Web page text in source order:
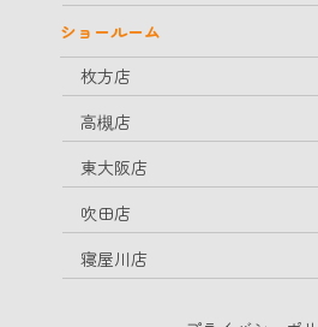
ショールーム
枚方店
高槻店
東大阪店
吹田店
寝屋川店